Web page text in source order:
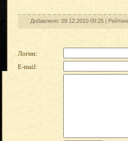
Добавлено: 09.12.2010 09:25 |
Логин:
E-mail: